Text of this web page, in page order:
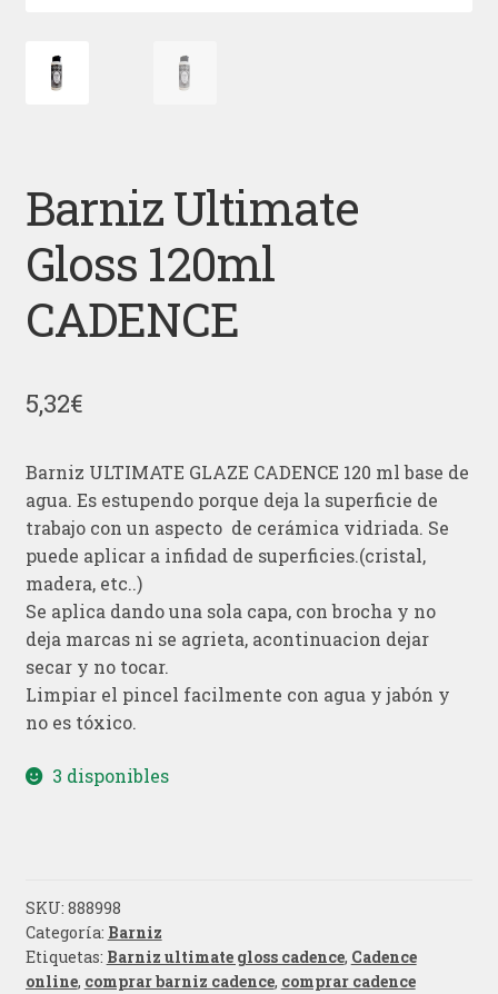
Barniz Ultimate
Gloss 120ml
CADENCE
5,32€
Barniz ULTIMATE GLAZE CADENCE 120 ml base de
agua. Es estupendo porque deja la superficie de
trabajo con un aspecto de cerámica vidriada. Se
puede aplicar a infidad de superficies.(cristal,
madera, etc..)
Se aplica dando una sola capa, con brocha y no
deja marcas ni se agrieta, acontinuacion dejar
secar y no tocar.
Limpiar el pincel facilmente con agua y jabón y
no es tóxico.
3 disponibles
SKU: 888998
Categoría: Barniz
Etiquetas: Barniz ultimate gloss cadence, Cadence
online, comprar barniz cadence, comprar cadence